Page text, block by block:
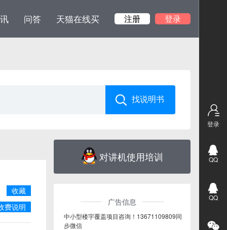
问答 天猫在线买 注册 登录
收藏
费说明
对讲机使用培训
广告信息
中小型楼宇覆盖项目咨询！13671109809同
步微信
登录
QQ
QQ